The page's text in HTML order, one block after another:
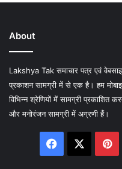
About
Lakshya Tak समाचार पत्र एवं
प्रकाशन सामग्री में से एक है। हम
विभिन्न श्रेणियों में सामग्री प्रकाशित
और मनोरंजन सामग्री में अग्रणी हैं।
Facebook